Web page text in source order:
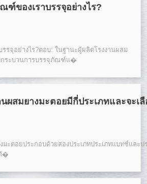
ฑ์ของเราบรรจุอย่างไร?
จุอย่างไร?ตอบ: ในฐานะผู้ผลิตโรงงานผสม
กระบวนการบรรจุภัณฑ์แ�
นผสมยางมะตอยมีกี่ประเภทและจะเ
มะตอยประกอบด้วยสองประเภทประเภทแบทช์และป
�